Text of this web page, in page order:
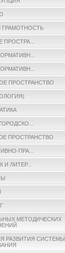
ГРАМОТНОСТЬ
ПРОСТРА...
ПРОСТРАНСТВО
ПРОСТРАНСТВО
ПРА...
ЛИТЕР...
МЕТОДИЧЕСКИХ
РАЗВИТИЯ СИСТЕМЫ